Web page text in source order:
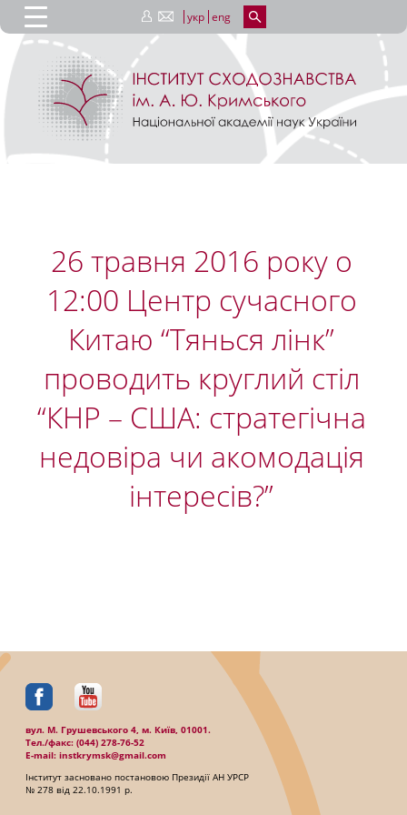
укр eng
26 травня 2016 року о
12:00 Центр сучасного
Китаю “Тянься лінк”
проводить круглий стіл
“КНР – США: стратегічна
недовіра чи акомодація
інтересів?”
вул. М. Грушевського 4, м. Київ, 01001.
Тел./факc: (044) 278-76-52
E-mail: instkrymsk@gmail.com
Інститут засновано постановою Президії АН УРСР
№ 278 від 22.10.1991 р.